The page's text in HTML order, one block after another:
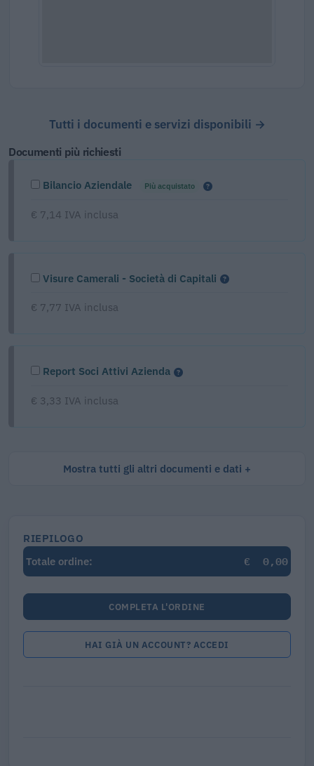
Tutti i documenti e servizi disponibili →
Documenti più richiesti
Bilancio Aziendale Più acquistato
€ 7,14 IVA inclusa
Visure Camerali - Società di Capitali
€ 7,77 IVA inclusa
Report Soci Attivi Azienda
€ 3,33 IVA inclusa
Mostra tutti gli altri documenti e dati
RIEPILOGO
Totale ordine:
€ 0,00
COMPLETA L'ORDINE
HAI GIÀ UN ACCOUNT? ACCEDI